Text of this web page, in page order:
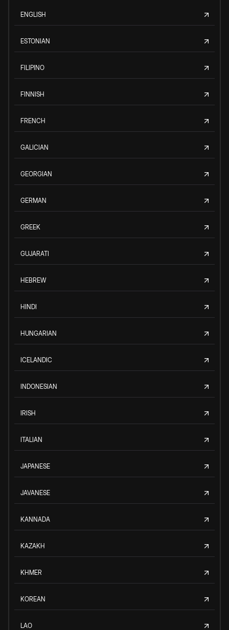
ENGLISH
ESTONIAN
FILIPINO
FINNISH
FRENCH
GALICIAN
GEORGIAN
GERMAN
GREEK
GUJARATI
HEBREW
HINDI
HUNGARIAN
ICELANDIC
INDONESIAN
IRISH
ITALIAN
JAPANESE
JAVANESE
KANNADA
KAZAKH
KHMER
KOREAN
LAO